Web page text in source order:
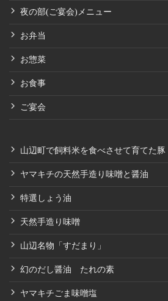
夜の部(ご宴会)メニュー
お弁当
お惣菜
お食事
ご宴会
山辺町で飼料米を食べさせて育てた豚
ヤマキチの天然手造り味噌と醤油
特選しょう油
天然手造り味噌
山辺名物「すだまり」
幻のだし醤油 たれの素
ヤマキチごま味噌塩